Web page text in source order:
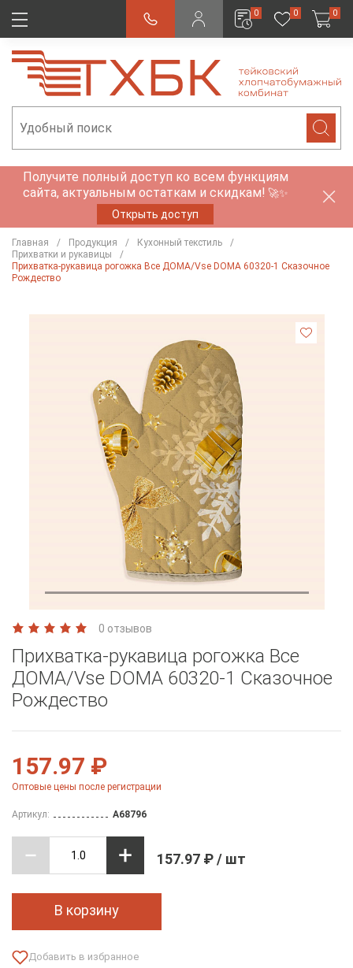
0 0 0
Получите полный доступ ко всем функциям
сайта, актуальным остаткам и скидкам! 🚀✨
Открыть доступ
Главная Продукция
Кухонный текстиль
Прихватки и рукавицы
Прихватка-рукавица рогожка Все ДОМА/Vse DOMA 60320-1 Сказочное
Рождество
0 отзывов
Прихватка-рукавица рогожка Все
ДОМА/Vse DOMA 60320-1 Сказочное
Рождество
157.97 ₽
Оптовые цены после регистрации
Артикул: A68796
157.97 ₽ / шт
В корзину